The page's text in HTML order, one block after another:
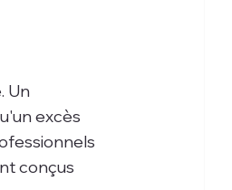
Un
excès
conçus